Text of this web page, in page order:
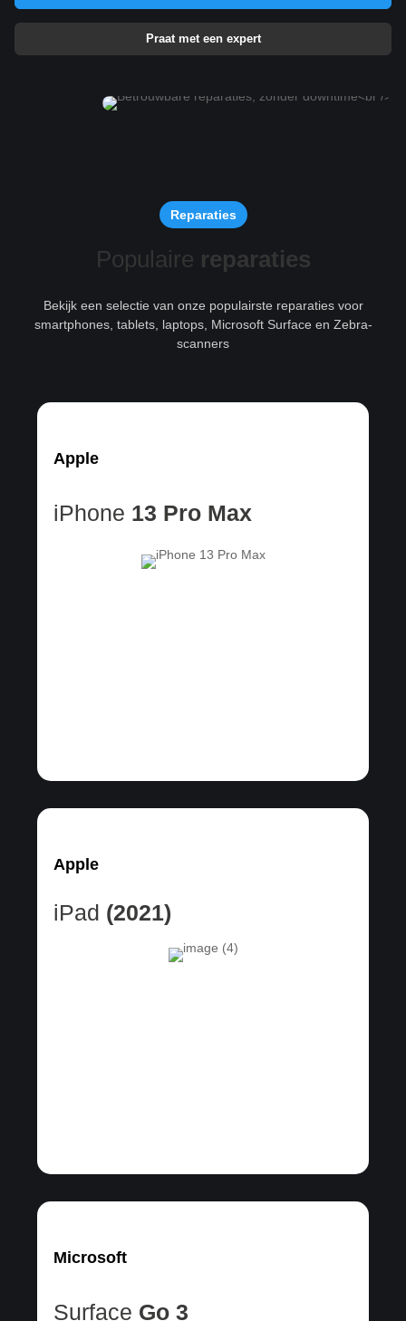
Praat met een expert
Reparaties
Populaire reparaties
Bekijk een selectie van onze populairste reparaties voor
smartphones, tablets, laptops, Microsoft Surface en Zebra-
scanners
Apple
iPhone 13 Pro Max
Apple
iPad (2021)
Microsoft
Surface Go 3